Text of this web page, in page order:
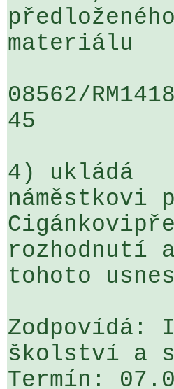
materiálu
08562/
45
4) ukládá
rozhodnutí
tohoto
Zodpovídá:
školství a